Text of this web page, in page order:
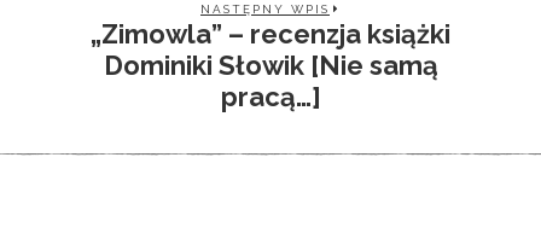
NASTĘPNY WPIS
„Zimowla” – recenzja książki
Dominiki Słowik [Nie samą
pracą…]